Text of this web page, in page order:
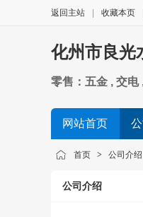
返回主站 收藏本页
化州市良光
零售：五金 , 交电 ,
网站首页
首页 > 公司介绍
公司介绍